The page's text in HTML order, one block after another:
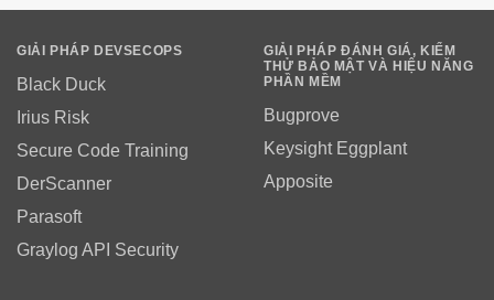
GIẢI PHÁP DEVSECOPS
Black Duck
Irius Risk
Secure Code Training
DerScanner
Parasoft
Graylog API Security
GIẢI PHÁP ĐÁNH GIÁ, KIỂM
THỬ BẢO MẬT VÀ HIỆU NĂNG
PHẦN MỀM
Bugprove
Keysight Eggplant
Apposite